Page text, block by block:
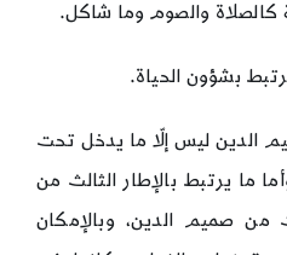
كالصلاة والصوم وما شاكل.
بشؤون الحياة.
الدين ليس إلّا ما يدخل تحت
ما يرتبط بالإطار الثالث من
من صميم الدين، وبالإمكان